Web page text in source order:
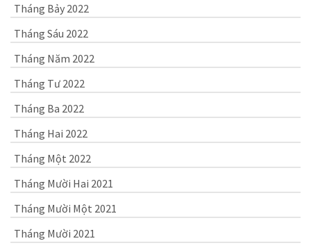
Tháng Bảy 2022
Tháng Sáu 2022
Tháng Năm 2022
Tháng Tư 2022
Tháng Ba 2022
Tháng Hai 2022
Tháng Một 2022
Tháng Mười Hai 2021
Tháng Mười Một 2021
Tháng Mười 2021